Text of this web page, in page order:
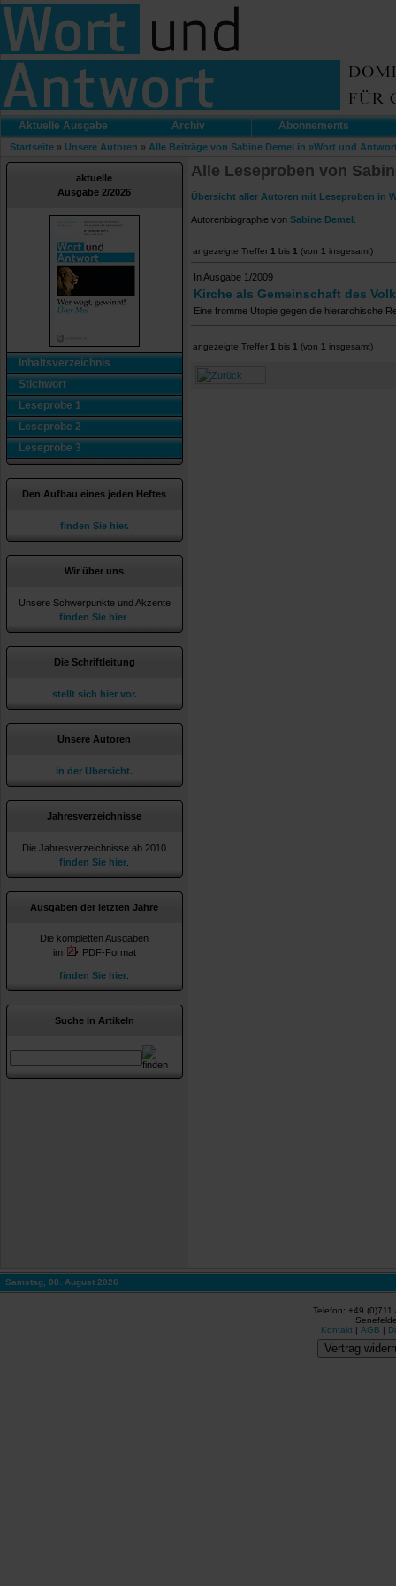
Aktuelle Ausgabe Archiv Abonnements
Startseite » Unsere Autoren » Alle Beiträge von Sabine Demel in »Wort und
aktuelle
Ausgabe 2/2026
Inhaltsverzeichnis
Stichwort
Leseprobe 1
Leseprobe 2
Leseprobe 3
Den Aufbau eines jeden Heftes
finden Sie hier.
Wir über uns
Unsere Schwerpunkte und Akzente
finden Sie hier
Die Schriftleitung
stellt sich hier vor.
Unsere Autoren
in der Übersicht.
Jahresverzeichnisse
Die Jahresverzeichnisse ab 2010
finden Sie hier
Ausgaben der letzten Jahre
Die kompletten Ausgaben
im
PDF-Format
finden Sie hier
Suche in Artikeln
Alle Leseproben von
Übersicht aller Autoren mit Leseproben in
Autorenbiographie von Sabine Demel
angezeigte Treffer 1 bis 1 (von 1 insgesamt)
In Ausgabe 1/2009
Kirche als Gemeinschaft des
Eine fromme Utopie gegen die hierarchische
angezeigte Treffer 1 bis 1 (von 1 insgesamt)
Samstag, 08. August 2026
Telefon: +49
Kontakt | AGB |
Vertrag